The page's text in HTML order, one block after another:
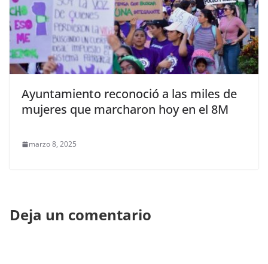
Ayuntamiento reconoció a las miles de
mujeres que marcharon hoy en el 8M
marzo 8, 2025
Deja un comentario